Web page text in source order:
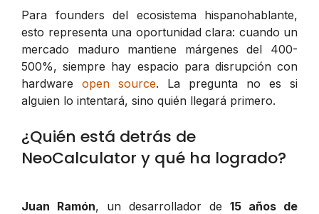
Para founders del ecosistema hispanohablante,
esto representa una oportunidad clara: cuando un
mercado maduro mantiene márgenes del 400-
500%, siempre hay espacio para disrupción con
hardware open source. La pregunta no es si
alguien lo intentará, sino quién llegará primero.
¿Quién está detrás de
NeoCalculator y qué ha logrado?
Juan Ramón, un desarrollador de 15 años de